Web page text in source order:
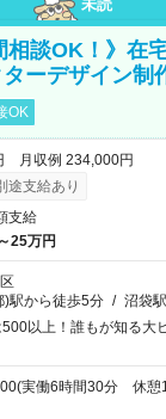
未読
相談OK！》在
ーデザイン制
OK
月収例 234,000円
途支給あり
支給
25万円
)駅から徒歩5分 / 沼袋
以上！誰もが知る大
実働6時間30分 休憩